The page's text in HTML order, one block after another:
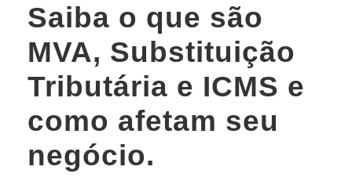
Saiba o que são
MVA, Substituição
Tributária e ICMS e
como afetam seu
negócio.